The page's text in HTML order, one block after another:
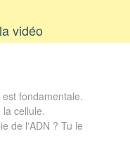
vidéo
fondamentale.
cellule.
de l'ADN ? Tu le